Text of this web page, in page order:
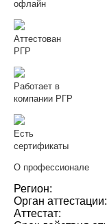
офлайн
Аттестован
РГР
Работает в
компании РГР
Есть
сертификаты
О профессионале
Регион:
Орган аттестации:
Аттестат: